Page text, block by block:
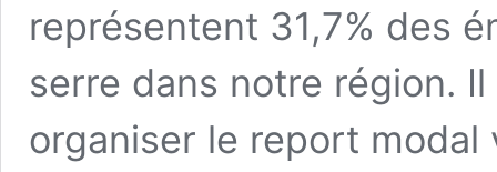
représentent 31,7% des
serre dans notre région.
organiser le report